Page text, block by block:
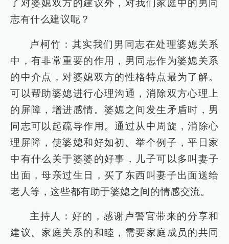
了对婆媳双方的建议外，对我们家庭中的男同
志有什么建议呢？
卢柯竹：其实我们男同志在处理婆媳关系
中，有非常重要的作用，男同志作为婆媳关系
的中介点，对婆媳双方的性格特点最为了解。
可以帮助婆媳进行心理沟通，消除双方心理上
的屏障，增进感情。婆媳之间发生矛盾时，男
同志可以起疏导作用。通过从中周旋，消除心
理屏障，使婆媳和好如初。举个例子，平日家
中有什么关于婆婆的好事，儿子可以多叫妻子
出面，母亲过生日，买了东西叫妻子出面送给
老人等，这些都有助于婆媳之间的情感交流。
主持人：好的，感谢卢警官带来的分享和
建议。家庭关系的和睦，需要家庭成员的共同